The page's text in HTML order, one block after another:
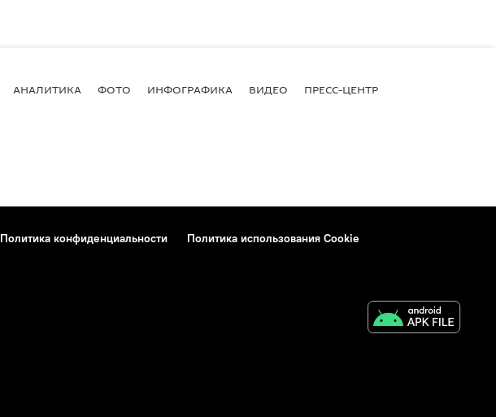
АНАЛИТИКА ФОТО ИНФОГРАФИКА ВИДЕО ПРЕСС-ЦЕНТР
Политика конфиденциальности
Политика использования Cookie